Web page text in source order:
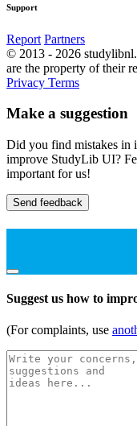
Support
Report Partners
© 2013 - 2026
are the property of their
Privacy Terms
Make a suggestion
Did you find mistakes in
improve StudyLib UI?
important for us!
Send feedback
Suggest us how to
(For complaints, use